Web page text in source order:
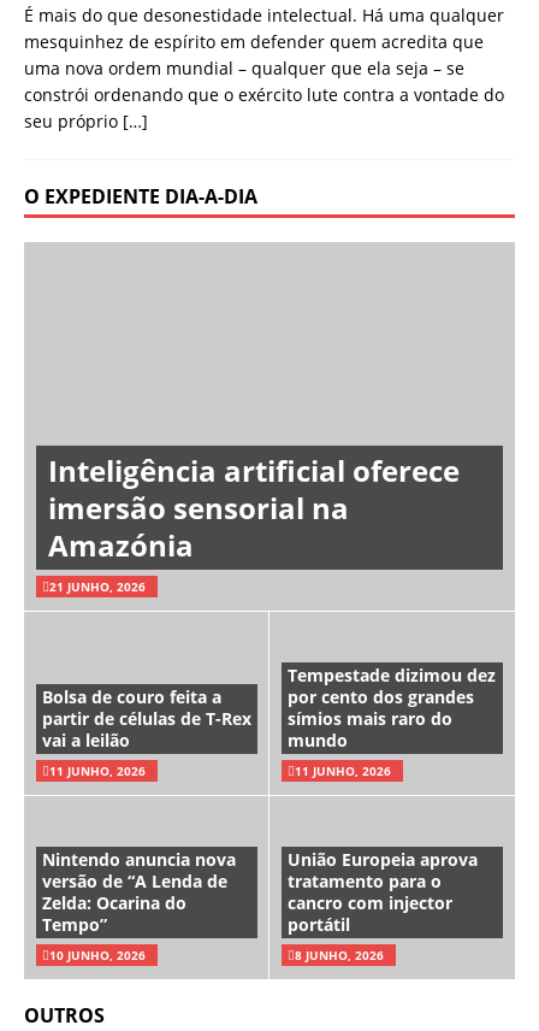
É mais do que desonestidade intelectual. Há uma qualquer
mesquinhez de espírito em defender quem acredita que
uma nova ordem mundial – qualquer que ela seja – se
constrói ordenando que o exército lute contra a vontade do
seu próprio […]
O EXPEDIENTE DIA-A-DIA
Inteligência artificial oferece
imersão sensorial na
Amazónia
21 JUNHO, 2026
Bolsa de couro feita a
partir de células de T-Rex
vai a leilão
11 JUNHO, 2026
Tempestade dizimou dez
por cento dos grandes
símios mais raro do
mundo
11 JUNHO, 2026
Nintendo anuncia nova
versão de “A Lenda de
Zelda: Ocarina do
Tempo”
10 JUNHO, 2026
União Europeia aprova
tratamento para o
cancro com injector
portátil
8 JUNHO, 2026
OUTROS